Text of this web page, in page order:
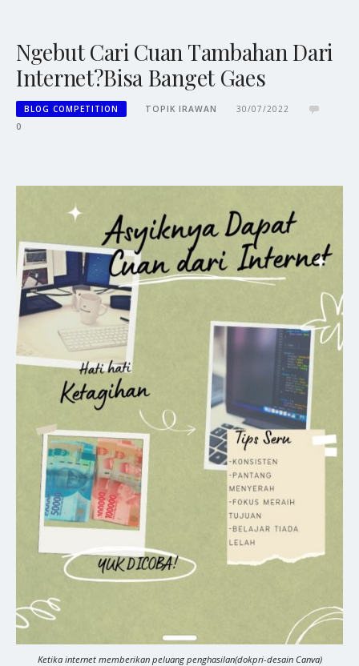
Ngebut Cari Cuan Tambahan Dari
Internet?Bisa Banget Gaes
BLOG COMPETITION TOPIK IRAWAN
30/07/2022
0
Ketika internet memberikan peluang penghasilan(dokpri-desain Canva)